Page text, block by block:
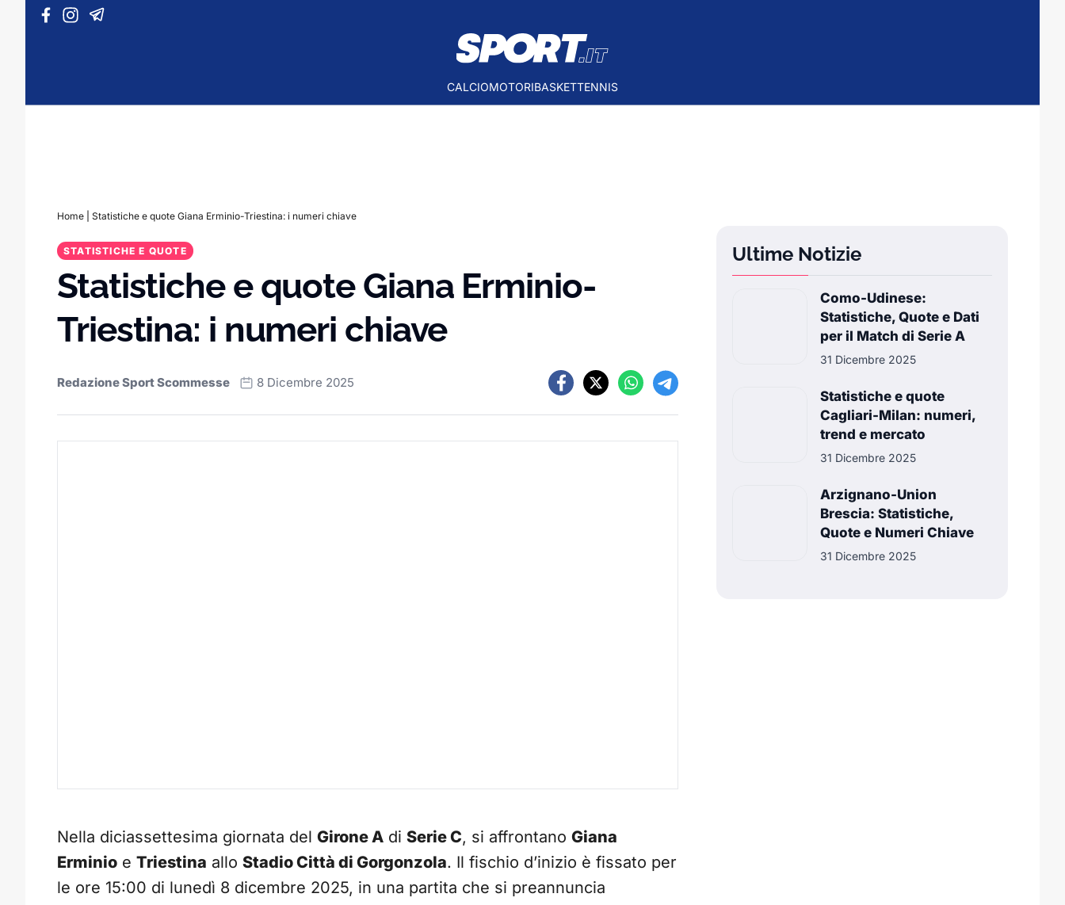
Vai al contenuto
CALCIOMOTORIBASKETTENNIS
Home Statistiche e quote Giana Erminio-Triestina: i numeri chiave
STATISTICHE E QUOTE
Statistiche e quote Giana Erminio-
Triestina: i numeri chiave
Redazione Sport Scommesse 8 Dicembre 2025
Nella diciassettesima giornata del Girone A di Serie C, si affrontano Giana
Erminio e Triestina allo Stadio Città di Gorgonzola. Il fischio d’inizio è fissato per
le ore 15:00 di lunedì 8 dicembre 2025, in una partita che si preannuncia
Ultime Notizie
Como-Udinese:
Statistiche, Quote e Dati
per il Match di Serie A
31 Dicembre 2025
Statistiche e quote
Cagliari-Milan: numeri,
trend e mercato
31 Dicembre 2025
Arzignano-Union
Brescia: Statistiche,
Quote e Numeri Chiave
31 Dicembre 2025